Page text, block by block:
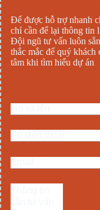
Để được hỗ trợ nhanh
chỉ cần để lại thông tin
Đội ngũ tư vấn luôn
thắc mắc để quý khách
tâm khi tìm hiểu dự án